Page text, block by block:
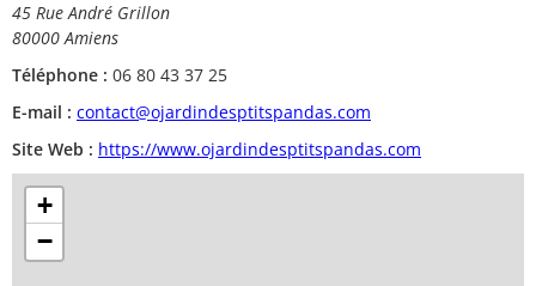
45 Rue André Grillon
80000 Amiens
Téléphone : 06 80 43 37 25
E-mail : contact@ojardindesptitspandas.com
Site Web : https://www.ojardindesptitspandas.com
+
−